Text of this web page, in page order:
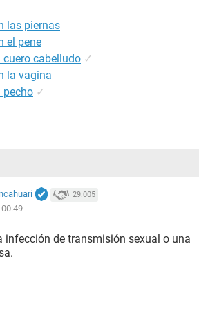
las piernas
el pene
cabelludo ✓
la vagina
pecho ✓
29.005
infección de transmisión sexual o una